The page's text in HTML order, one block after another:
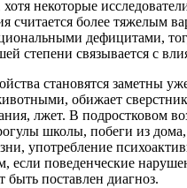
некоторые
считается более тяжелым
дефицитами,
степени связывается с
становятся заметны
обижает
лжет. В подростковом
школы, побеги из
употребление
если поведенческие
быть поставлен диагноз.